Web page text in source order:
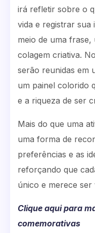
irá refletir sobre o
vida e registrar sua
meio de uma
colagem criativa.
serão reunidas em
um painel colorido
e a riqueza de ser
Mais do que uma
uma forma de
preferências e as
reforçando que
único e merece ser
Clique aqui para
comemorativas